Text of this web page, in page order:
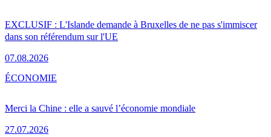
EXCLUSIF : L'Islande demande à Bruxelles de ne pas s'immiscer
dans son référendum sur l'UE
07.08.2026
Merci la Chine : elle a sauvé l’économie mondiale
27.07.2026
ÉCONOMIE